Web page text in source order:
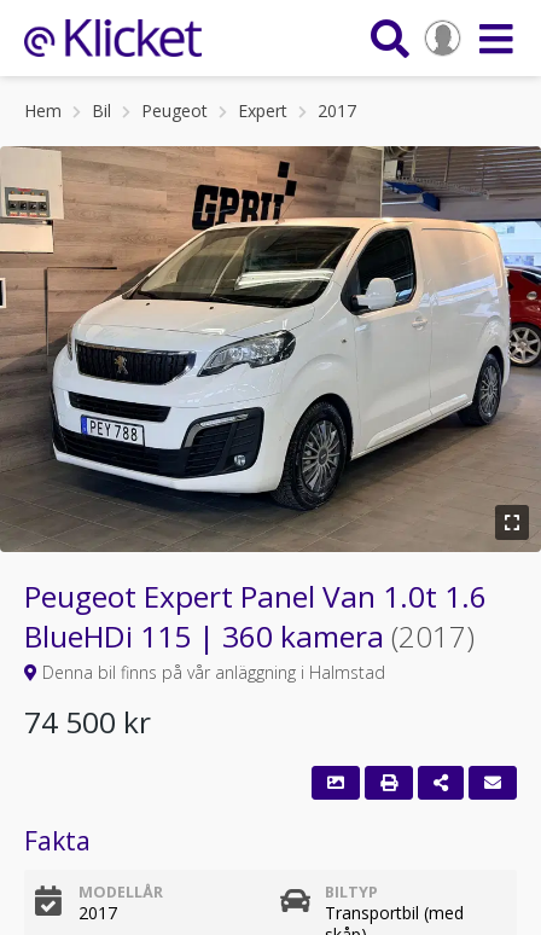
Hem Bil Peugeot Expert 2017
Peugeot Expert Panel Van 1.0t 1.6
BlueHDi 115 | 360 kamera (2017)
Denna bil finns på vår anläggning i Halmstad
74 500 kr
Fakta
MODELLÅR
2017
BILTYP
Transportbil (med